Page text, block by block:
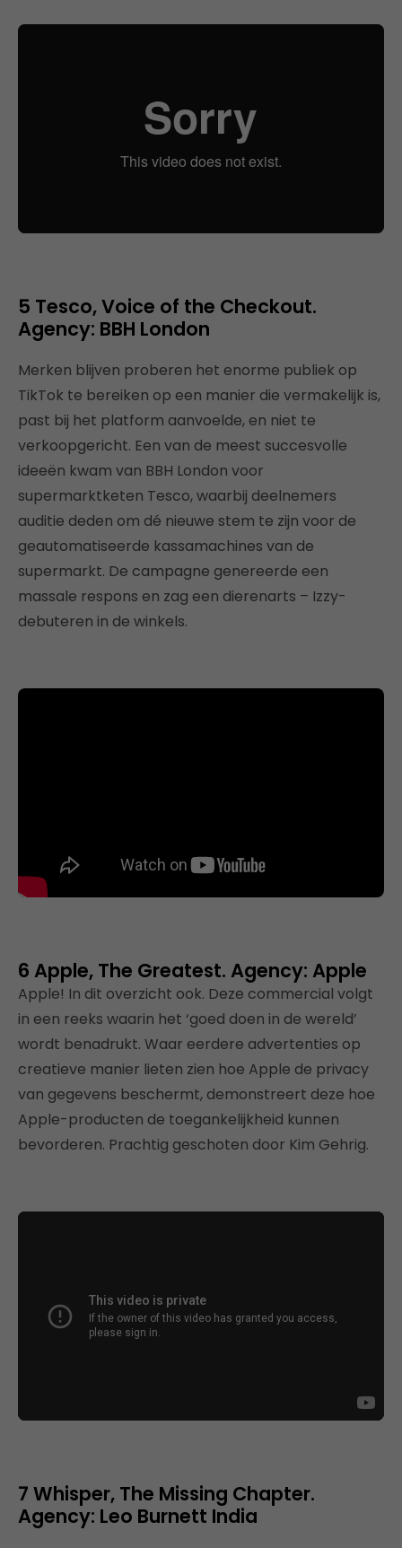
5 Tesco, Voice of the Checkout.
Agency: BBH London
Merken blijven proberen het enorme publiek op
TikTok te bereiken op een manier die vermakelijk is,
past bij het platform aanvoelde, en niet te
verkoopgericht. Een van de meest succesvolle
ideeën kwam van BBH London voor
supermarktketen Tesco, waarbij deelnemers
auditie deden om dé nieuwe stem te zijn voor de
geautomatiseerde kassamachines van de
supermarkt. De campagne genereerde een
massale respons en zag een dierenarts – Izzy-
debuteren in de winkels.
6 Apple, The Greatest. Agency: Apple
Apple! In dit overzicht ook. Deze commercial volgt
in een reeks waarin het ‘goed doen in de wereld’
wordt benadrukt. Waar eerdere advertenties op
creatieve manier lieten zien hoe Apple de privacy
van gegevens beschermt, demonstreert deze hoe
Apple-producten de toegankelijkheid kunnen
bevorderen. Prachtig geschoten door Kim Gehrig.
7 Whisper, The Missing Chapter.
Agency: Leo Burnett India